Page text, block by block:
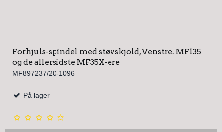
Forhjuls-spindel med støvskjold, Venstre. MF135
og de allersidste MF35X-ere
MF897237/20-1096
På lager